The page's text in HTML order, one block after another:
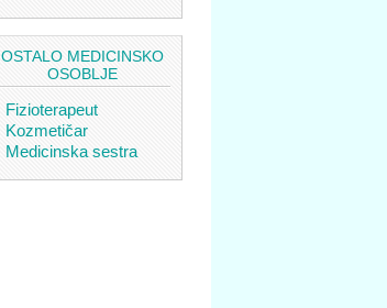
OSTALO MEDICINSKO
OSOBLJE
Fizioterapeut
Kozmetičar
Medicinska sestra